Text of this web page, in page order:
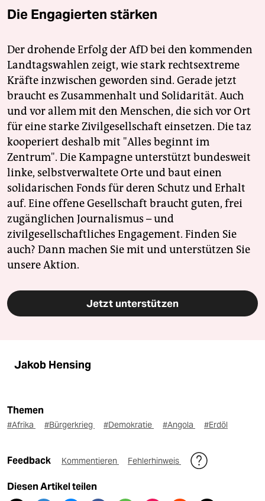
Die Engagierten stärken
Der drohende Erfolg der AfD bei den kommenden
Landtagswahlen zeigt, wie stark rechtsextreme
Kräfte inzwischen geworden sind. Gerade jetzt
braucht es Zusammenhalt und Solidarität. Auch
und vor allem mit den Menschen, die sich vor Ort
für eine starke Zivilgesellschaft einsetzen. Die taz
kooperiert deshalb mit "Alles beginnt im
Zentrum". Die Kampagne unterstützt bundesweit
linke, selbstverwaltete Orte und baut einen
solidarischen Fonds für deren Schutz und Erhalt
auf. Eine offene Gesellschaft braucht guten, frei
zugänglichen Journalismus – und
zivilgesellschaftliches Engagement. Finden Sie
auch? Dann machen Sie mit und unterstützen Sie
unsere Aktion.
Jetzt unterstützen
Jakob Hensing
Themen
#Afrika #Bürgerkrieg #Demokratie #Angola #Erdöl
Feedback Kommentieren Fehlerhinweis
Diesen Artikel teilen